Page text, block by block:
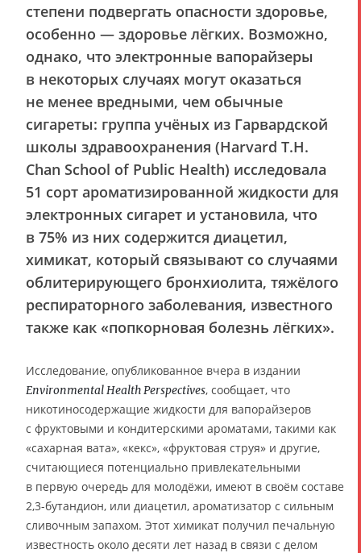
степени подвергать опасности здоровье,
особенно — здоровье лёгких. Возможно,
однако, что электронные вапорайзеры
в некоторых случаях могут оказаться
не менее вредными, чем обычные
сигареты: группа учёных из Гарвардской
школы здравоохранения (Harvard T.H.
Chan School of Public Health) исследовала
51 сорт ароматизированной жидкости для
электронных сигарет и установила, что
в 75% из них содержится диацетил,
химикат, который связывают со случаями
облитерирующего бронхиолита, тяжёлого
респираторного заболевания, известного
также как «попкорновая болезнь лёгких».
Исследование, опубликованное вчера в издании
Environmental Health Perspectives, сообщает, что
никотиносодержащие жидкости для вапорайзеров
с фруктовыми и кондитерскими ароматами, такими как
«сахарная вата», «кекс», «фруктовая струя» и другие,
считающиеся потенциально привлекательными
в первую очередь для молодёжи, имеют в своём составе
2,3-бутандион, или диацетил, ароматизатор с сильным
сливочным запахом. Этот химикат получил печальную
известность около десяти лет назад в связи с делом